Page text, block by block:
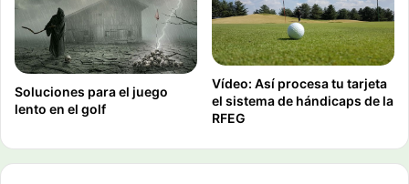
Soluciones para el juego
lento en el golf
Vídeo: Así procesa tu tarjeta
el sistema de hándicaps de la
RFEG